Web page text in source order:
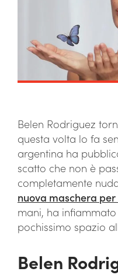
Belen Rodriguez
questa volta lo fa
argentina ha
scatto che non è
completamente
nuova maschera
mani, ha
pochissimo spazio
Belen